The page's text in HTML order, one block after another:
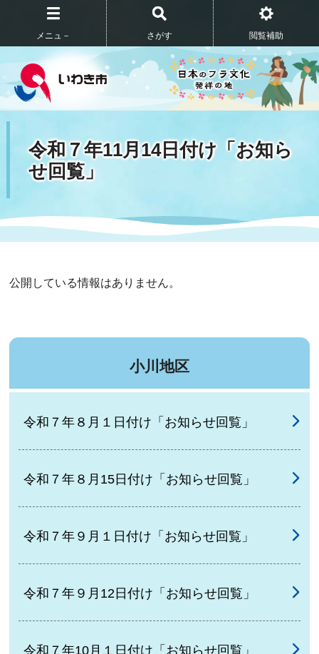
メニュ－ さがす 閲覧補助
令和７年11月14日付け「お知ら
せ回覧」
公開している情報はありません。
小川地区
令和７年８月１日付け「お知らせ回覧」
令和７年８月15日付け「お知らせ回覧」
令和７年９月１日付け「お知らせ回覧」
令和７年９月12日付け「お知らせ回覧」
令和７年10月１日付け「お知らせ回覧」